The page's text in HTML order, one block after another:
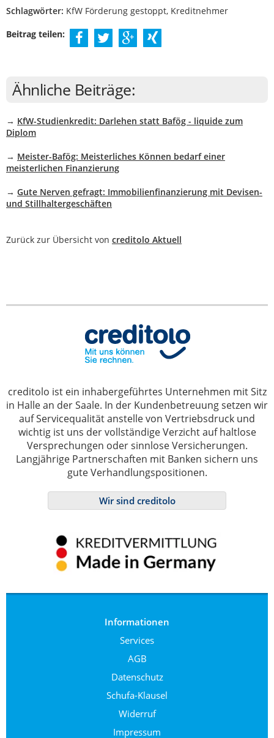
Schlagwörter: KfW Förderung gestoppt, Kreditnehmer
Beitrag teilen:
Ähnliche Beiträge:
→ KfW-Studienkredit: Darlehen statt Bafög - liquide zum
Diplom
→ Meister-Bafög: Meisterliches Können bedarf einer
meisterlichen Finanzierung
→ Gute Nerven gefragt: Immobilienfinanzierung mit Devisen-
und Stillhaltergeschäften
Zurück zur Übersicht von creditolo Aktuell
creditolo ist ein inhabergeführtes Unternehmen mit Sitz
in Halle an der Saale. In der Kundenbetreuung setzen wir
auf Servicequalität anstelle von Vertriebsdruck und
wichtig ist uns der vollständige Verzicht auf haltlose
Versprechungen oder sinnlose Versicherungen.
Langjährige Partnerschaften mit Banken sichern uns
gute Verhandlungspositionen.
Wir sind creditolo
Informationen
Services
AGB
Datenschutz
Schufa-Klausel
Widerruf
Impressum